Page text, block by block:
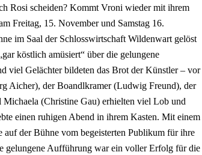
Rosi scheiden? Kommt Vroni wieder mit ihrem
Freitag, 15. November und Samstag 16.
im Saal der Schlosswirtschaft Wildenwart gelöst
köstlich amüsiert“ über die gelungene
viel Gelächter bildeten das Brot der Künstler – vor
Aicher), der Boandlkramer (Ludwig Freund), der
(Christine Gau) erhielten viel Lob und
einen ruhigen Abend in ihrem Kasten. Mit einem
auf der Bühne vom begeisterten Publikum für ihre
gelungene Aufführung war ein voller Erfolg für die